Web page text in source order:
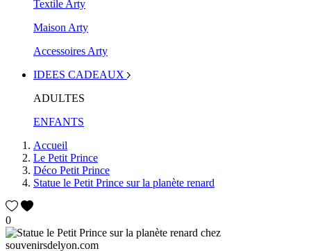
Textile Arty
Maison Arty
Accessoires Arty
IDEES CADEAUX
ADULTES
ENFANTS
Accueil
Le Petit Prince
Déco Petit Prince
Statue le Petit Prince sur la planète renard
0